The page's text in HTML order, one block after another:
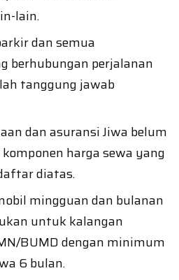
lain.
dan semua
berhubungan perjalanan
tanggung jawab
dan asuransi Jiwa belum
harga sewa yang
diatas.
mingguan dan bulanan
untuk kalangan
BUMD dengan minimum
6 bulan.